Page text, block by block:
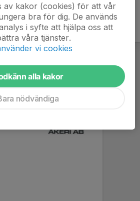
av kakor (cookies) för att vår
bra för dig. De används
i syfte att hjälpa oss att
våra tjänster.
vi cookies
alla kakor
nödvändiga